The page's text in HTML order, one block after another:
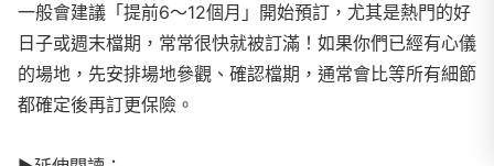
一般會建議「提前6～12個月」開始預訂，尤其是熱門的好
日子或週末檔期，常常很快就被訂滿！如果你們已經有心儀
的場地，先安排場地參觀、確認檔期，通常會比等所有細節
都確定後再訂更保險。